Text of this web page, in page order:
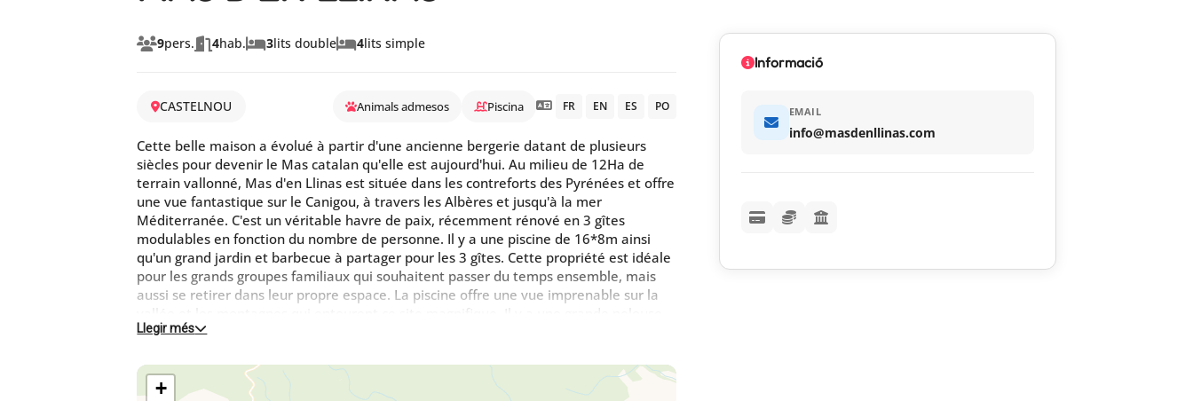
9pers. 4hab. 3lits double 4lits simple
CASTELNOU Animals admesos Piscina FR EN ES PO
Cette belle maison a évolué à partir d'une ancienne bergerie datant de plusieurs
siècles pour devenir le Mas catalan qu'elle est aujourd'hui. Au milieu de 12Ha de
terrain vallonné, Mas d'en Llinas est située dans les contreforts des Pyrénées et offre
une vue fantastique sur le Canigou, à travers les Albères et jusqu'à la mer
Méditerranée. C'est un véritable havre de paix, récemment rénové en 3 gîtes
modulables en fonction du nombre de personne. Il y a une piscine de 16*8m ainsi
qu'un grand jardin et barbecue à partager pour les 3 gîtes. Cette propriété est idéale
pour les grands groupes familiaux qui souhaitent passer du temps ensemble, mais
aussi se retirer dans leur propre espace. La piscine offre une vue imprenable sur la
vallée et les montagnes qui entourent ce site magnifique. Il y a une grande pelouse
adaptée aux activités, mariages, baptêmes, événementiels...
Llegir més
+
Informació
EMAIL
info@masdenllinas.com